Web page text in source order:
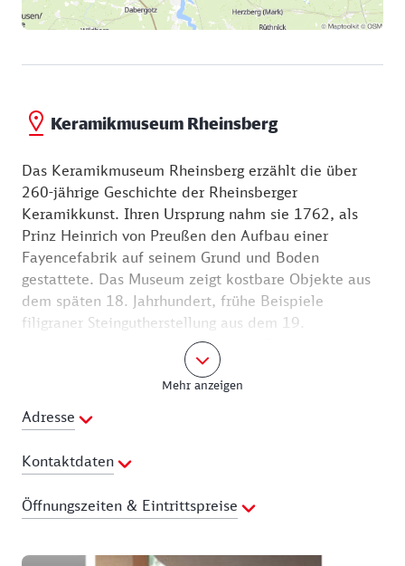
Töpferhandwerk seit Jahrhunderten zuhause. Wie
(geöffnet außer dienstags)?
Keramikmuseum Rheinsberg
Das Keramikmuseum Rheinsberg erzählt die über
260-jährige Geschichte der Rheinsberger
Keramikkunst. Ihren Ursprung nahm sie 1762, als
Prinz Heinrich von Preußen den Aufbau einer
Fayencefabrik auf seinem Grund und Boden
gestattete. Das Museum zeigt kostbare Objekte aus
dem späten 18. Jahrhundert, frühe Beispiele
filigraner Steingutherstellung aus dem 19.
Jahrhundert sowie das berühmteste Produkt
märkischer Keramik – die Rheinsberger Teekanne.
Zu den besonderen Highlights zählen historische
Filmaufnahmen aus dem Jahr 1935, die das Leben
und Arbeiten der Steingutwerker zeigen, sowie das
Hedwig-Bollhagen-Kabinett, das die Verbindung der
Marwitzer Werkstätten mit der Rheinsberger Fabrik
beleuchtet. Ein charmantes Figurentheater erzählt
zwischen Prinz Heinrich und dem Apotheker Pollnow
Mehr anzeigen
Adresse
Kontaktdaten
Ansprechpartner:Hendrik Schink
Telefon:033931-37631
Öffnungszeiten & Eintrittspreise